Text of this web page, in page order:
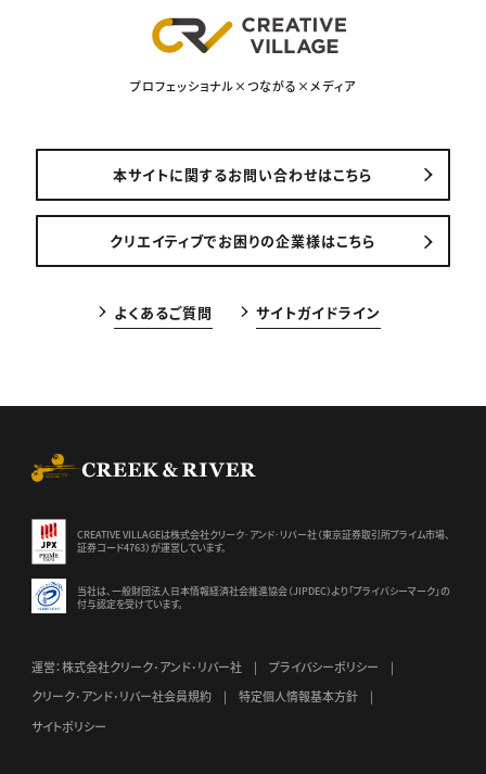
プロフェッショナル×つながる×メディア
本サイトに関するお問い合わせはこちら
クリエイティブでお困りの企業様はこちら
よくあるご質問 サイトガイドライン
CREATIVE VILLAGEは株式会社クリーク･アンド･リバー社（東京証券取引所プライム市場、
証券コード4763）が運営しています。
当社は、一般財団法人日本情報経済社会推進協会（JIPDEC）より 「プライバシーマーク」の
付与認定を受けています。
運営：株式会社クリーク･アンド･リバー社
プライバシーポリシー
クリーク･アンド･リバー社会員規約
特定個人情報基本方針
サイトポリシー